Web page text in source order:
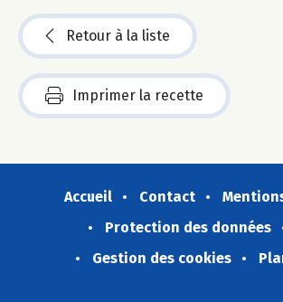
Retour à la liste
Imprimer la recette
Accueil Contact
Protection des données
Gestion des cookies